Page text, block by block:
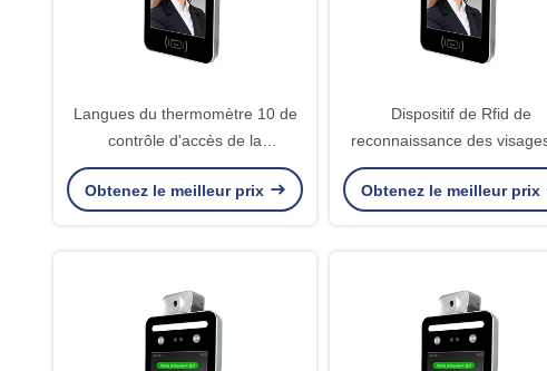
Langues du thermomètre 10 de
contrôle d'accès de la
reconnaissance des visages 0.3S
TCP
Obtenez le meilleur prix
Dispositif de Rfid de
reconnaissance des visages
Code QR DC12V 8in
carte d'identification d'IC
Obtenez le meilleur prix